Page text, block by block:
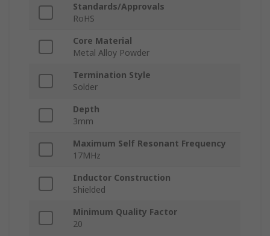
Standards/Approvals
RoHS
Core Material
Metal Alloy Powder
Termination Style
Solder
Depth
3mm
Maximum Self Resonant Frequency
17MHz
Inductor Construction
Shielded
Minimum Quality Factor
20